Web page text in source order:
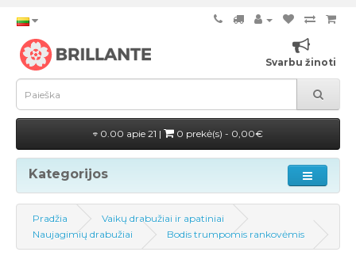
Svarbu žinoti
0.00 apie 21 | 0 prekė(s) - 0,00€
Kategorijos
Pradžia
Vaikų drabužiai ir apatiniai
Naujagimių drabužiai
Bodis trumpomis rankovėmis